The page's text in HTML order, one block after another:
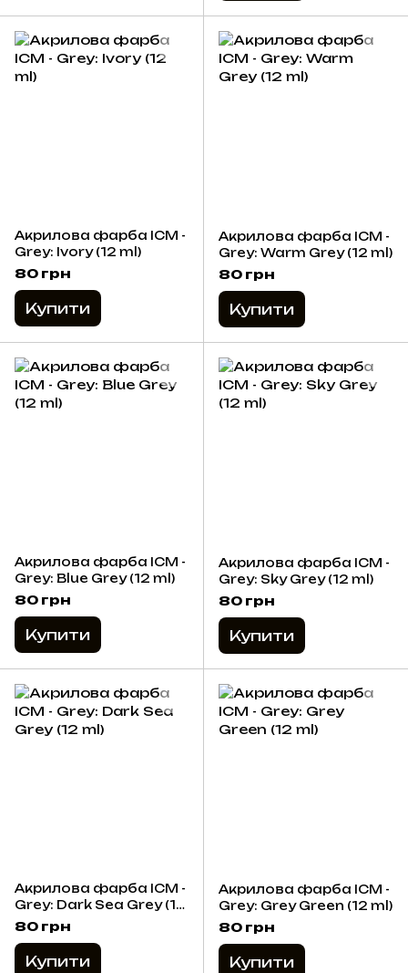
Акрилова фарба ICM -
Grey: Ivory (12 ml)
80 грн
Купити
Акрилова фарба ICM -
Grey: Warm Grey (12 ml)
80 грн
Купити
Акрилова фарба ICM -
Grey: Blue Grey (12 ml)
80 грн
Купити
Акрилова фарба ICM -
Grey: Sky Grey (12 ml)
80 грн
Купити
Акрилова фарба ICM -
Grey: Dark Sea Grey (12
ml)
80 грн
Купити
Акрилова фарба ICM -
Grey: Grey Green (12 ml)
80 грн
Купити